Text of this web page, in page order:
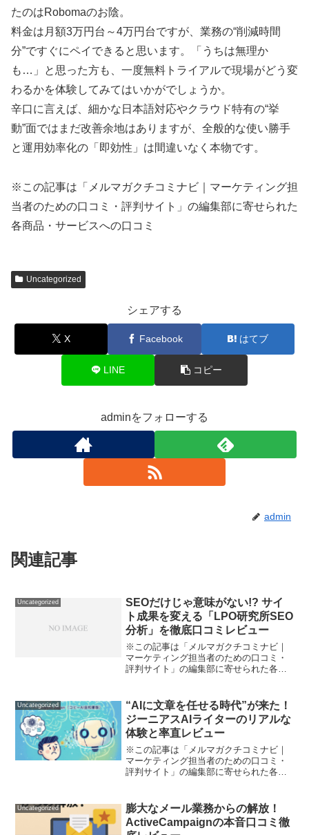
たのはRobomaのお陰。
料金は月額3万円台～4万円台ですが、業務の“削減時間
分”ですぐにペイできると思います。「うちは無理か
も…」と思った方も、一度無料トライアルで現場がどう変
わるかを体験してみてはいかがでしょうか。
辛口に言えば、細かな日本語対応やクラウド特有の“挙
動”面ではまだ改善余地はありますが、全般的な使い勝手
と運用効率化の「即効性」は間違いなく本物です。
※この記事は「メルマガクチコミナビ｜マーケティング担
当者のための口コミ・評判サイト」の編集部に寄せられた
各商品・サービスへの口コミ
Uncategorized
シェアする
X Facebook はてブ
LINE コピー
adminをフォローする
admin
関連記事
Uncategorized
SEOだけじゃ意味がない!? サイ
ト成果を変える「LPO研究所SEO
分析」を徹底口コミレビュー
※この記事は「メルマガクチコミナビ｜
マーケティング担当者のための口コミ・
評判サイト」の編集部に寄せられた各商
のか？」マーケティングを担当している
と、こんな疑問や壁にぶつ...
Uncategorized
“AIに文章を任せる時代”が来た！
ジーニアスAIライターのリアルな
体験と率直レビュー
※この記事は「メルマガクチコミナビ｜
マーケティング担当者のための口コミ・
評判サイト」の編集部に寄せられた各商
痛だと感じたことはありませんか？ 「繰
り返しのメール文章作成...
Uncategorized
膨大なメール業務からの解放！
ActiveCampaignの本音口コミ徹